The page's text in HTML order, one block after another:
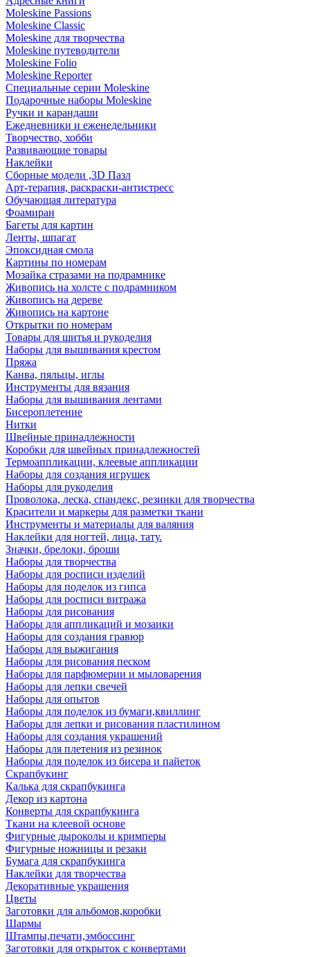
Moleskine Passions
Moleskine Classic
Moleskine для творчества
Moleskine путеводители
Moleskine Folio
Moleskine Reporter
Специальные серии Moleskine
Подарочные наборы Moleskine
Ручки и карандаши
Ежедневники и еженедельники
Творчество, хобби
Развивающие товары
Наклейки
Сборные модели ,3D Пазл
Арт-терапия, раскраски-антистресс
Обучающая литература
Фоамиран
Багеты для картин
Ленты, шпагат
Эпоксидная смола
Картины по номерам
Мозайка стразами на подрамнике
Живопись на холсте с подрамником
Живопись на дереве
Живопись на картоне
Открытки по номерам
Товары для шитья и рукоделия
Наборы для вышивания крестом
Пряжа
Канва, пяльцы, иглы
Инструменты для вязания
Наборы для вышивания лентами
Бисероплетение
Нитки
Швейные принадлежности
Коробки для швейных принадлежностей
Термоаппликации, клеевые аппликации
Наборы для создания игрушек
Наборы для рукоделия
Проволока, леска, спандекс, резинки для творчества
Красители и маркеры для разметки ткани
Инструменты и материалы для валяния
Наклейки для ногтей, лица, тату.
Значки, брелоки, броши
Наборы для творчества
Наборы для росписи изделий
Наборы для поделок из гипса
Наборы для росписи витража
Наборы для рисования
Наборы для аппликаций и мозаики
Наборы для создания гравюр
Наборы для выжигания
Наборы для рисования песком
Наборы для парфюмерии и мыловарения
Наборы для лепки свечей
Наборы для опытов
Наборы для поделок из бумаги,квиллинг
Наборы для лепки и рисования пластилином
Наборы для создания украшений
Наборы для плетения из резинок
Наборы для поделок из бисера и пайеток
Скрапбукинг
Калька для скрапбукинга
Декор из картона
Конверты для скрапбукинга
Ткани на клеевой основе
Фигурные дыроколы и кримперы
Фигурные ножницы и резаки
Бумага для скрапбукинга
Наклейки для творчества
Декоративные украшения
Цветы
Заготовки для альбомов,коробки
Шармы
Штампы,печати,эмбоссинг
Заготовки для открыток с конвертами